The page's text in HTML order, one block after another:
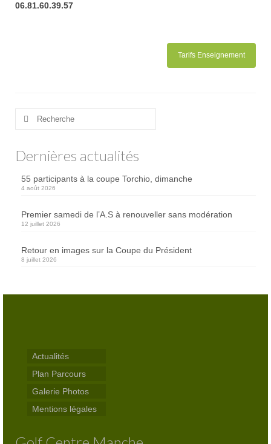
Hébergement
Enseignement
Compétitions
Compétitions 2026
Inscriptions
Résultats
Agenda
Documents officiels de l’association
Comité directeur – Association Golf Centre
Manche
Contact
Réservations
06.81.60.39.57
Tarifs Enseignement
Rechercher
Dernières actualités
55 participants à la coupe Torchio, dimanche
4 août 2026
Premier samedi de l’A.S à renouveller sans modération
12 juillet 2026
Retour en images sur la Coupe du Président
8 juillet 2026
Actualités
Plan Parcours
Galerie Photos
Mentions légales